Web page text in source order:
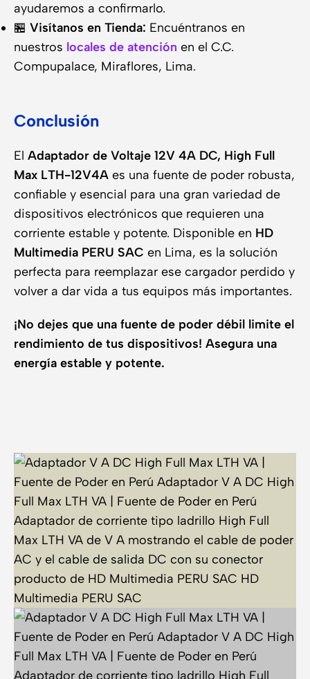
ayudaremos a confirmarlo.
🏪 Visítanos en Tienda: Encuéntranos en
nuestros locales de atención en el C.C.
Compupalace, Miraflores, Lima.
Conclusión
El Adaptador de Voltaje 12V 4A DC, High Full
Max LTH-12V4A es una fuente de poder robusta,
confiable y esencial para una gran variedad de
dispositivos electrónicos que requieren una
corriente estable y potente. Disponible en HD
Multimedia PERU SAC en Lima, es la solución
perfecta para reemplazar ese cargador perdido y
volver a dar vida a tus equipos más importantes.
¡No dejes que una fuente de poder débil limite el
rendimiento de tus dispositivos! Asegura una
energía estable y potente.